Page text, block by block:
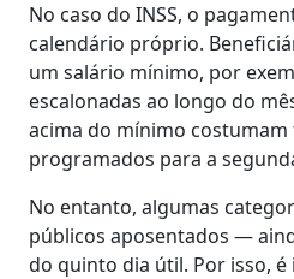
No caso do INSS, o
calendário próprio.
um salário mínimo, por
escalonadas ao longo do
acima do mínimo
programados para a
No entanto, algumas
públicos aposentados —
do quinto dia útil. Por isso,